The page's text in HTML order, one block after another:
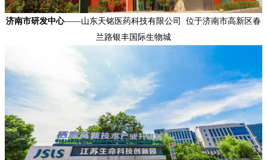
济南市研发中心——山东天铭医药科技有限公司
位于济南市高新区春
兰路银丰国际生物城